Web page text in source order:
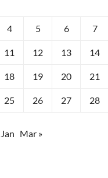
4 5 6 7
11 12 13 14
18 19 20 21
25 26 27 28
Mar »